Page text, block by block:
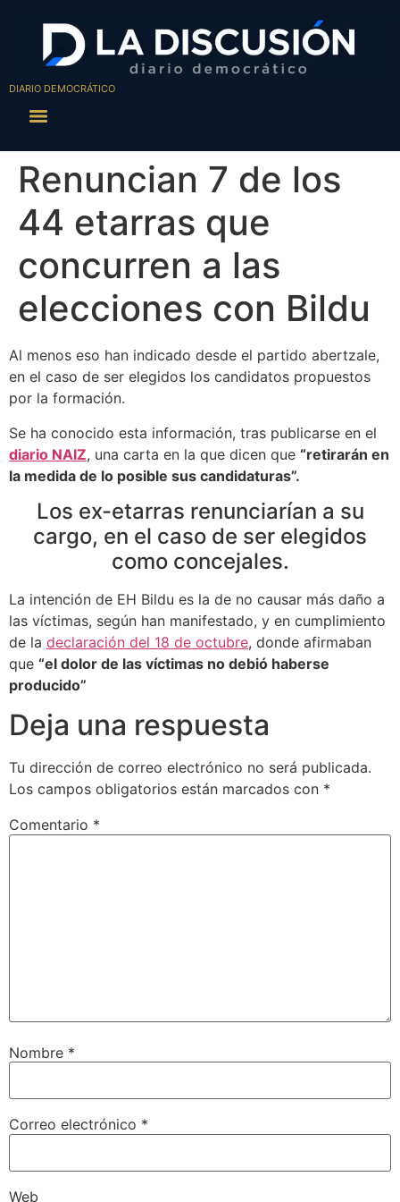
DIARIO DEMOCRÁTICO
Renuncian 7 de los
44 etarras que
concurren a las
elecciones con Bildu
Al menos eso han indicado desde el partido abertzale,
en el caso de ser elegidos los candidatos propuestos
por la formación.
Se ha conocido esta información, tras publicarse en el
diario NAIZ, una carta en la que dicen que “retirarán en
la medida de lo posible sus candidaturas”.
Los ex-etarras renunciarían a su
cargo, en el caso de ser elegidos
como concejales.
La intención de EH Bildu es la de no causar más daño a
las víctimas, según han manifestado, y en cumplimiento
de la declaración del 18 de octubre, donde afirmaban
que “el dolor de las víctimas no debió haberse
producido”
Deja una respuesta
Tu dirección de correo electrónico no será publicada.
Los campos obligatorios están marcados con *
Comentario *
Nombre *
Correo electrónico *
Web